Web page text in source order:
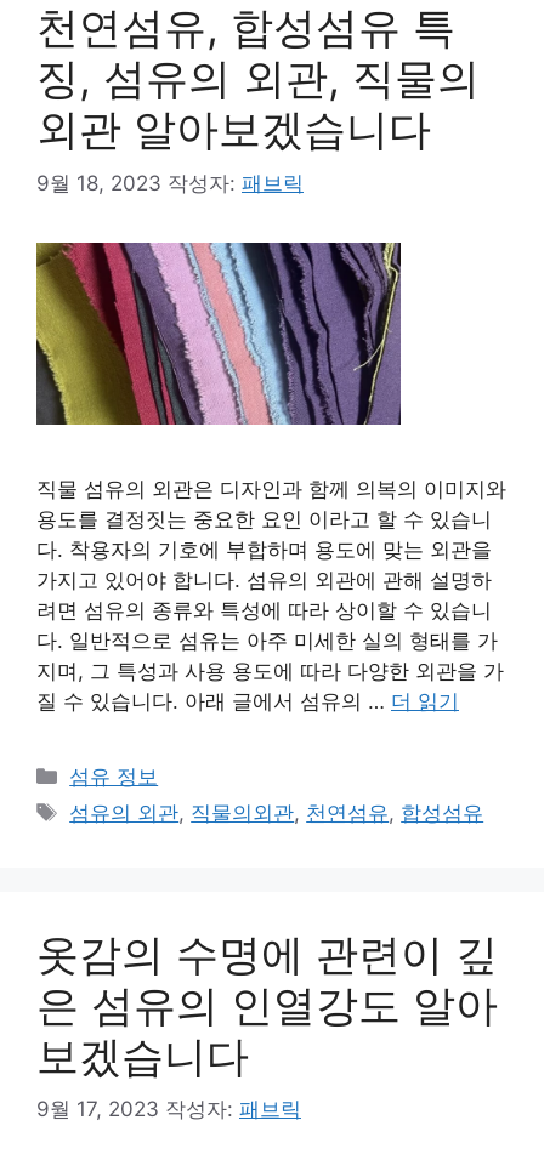
천연섬유, 합성섬유 특
징, 섬유의 외관, 직물의
외관 알아보겠습니다
9월 18, 2023 작성자: 패브릭
직물 섬유의 외관은 디자인과 함께 의복의 이미지와
용도를 결정짓는 중요한 요인 이라고 할 수 있습니
다. 착용자의 기호에 부합하며 용도에 맞는 외관을
가지고 있어야 합니다. 섬유의 외관에 관해 설명하
려면 섬유의 종류와 특성에 따라 상이할 수 있습니
다. 일반적으로 섬유는 아주 미세한 실의 형태를 가
지며, 그 특성과 사용 용도에 따라 다양한 외관을 가
질 수 있습니다. 아래 글에서 섬유의 … 더 읽기
카
테
고
섬유 정보
태
섬유의 외관, 직물의외관, 천연섬유, 합성섬유
옷감의 수명에 관련이 깊
은 섬유의 인열강도 알아
보겠습니다
9월 17, 2023 작성자: 패브릭